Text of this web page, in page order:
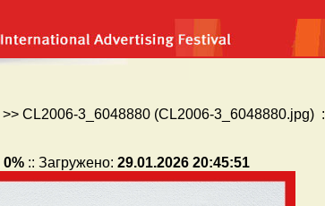
>> CL2006-3_6048880 (CL2006-3_6048880.jpg) :
0%:: Загружено: 29.01.2026 20:45:51